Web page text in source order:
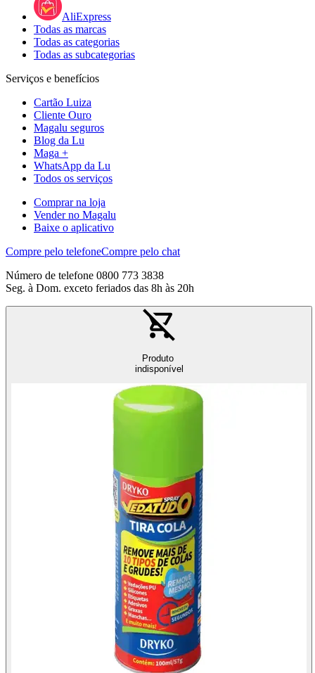
AliExpress
Todas as marcas
Todas as categorias
Todas as subcategorias
Serviços e benefícios
Cartão Luiza
Cliente Ouro
Magalu seguros
Blog da Lu
Maga +
WhatsApp da Lu
Todos os serviços
Comprar na loja
Vender no Magalu
Baixe o aplicativo
Compre pelo telefoneCompre pelo chat
Número de telefone 0800 773 3838
Seg. à Dom. exceto feriados das 8h às 20h
Produto
indisponível